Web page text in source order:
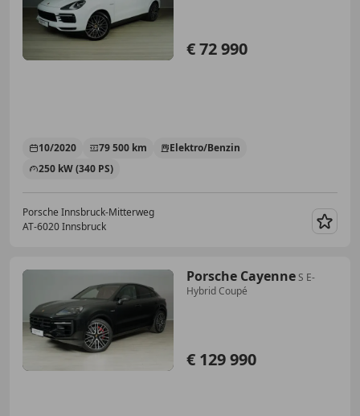
€ 72 990
10/2020 79 500 km
Elektro/Benzin
250 kW (340 PS)
Porsche Innsbruck-Mitterweg
AT-6020 Innsbruck
Porsche CayenneS E-
Hybrid Coupé
€ 129 990